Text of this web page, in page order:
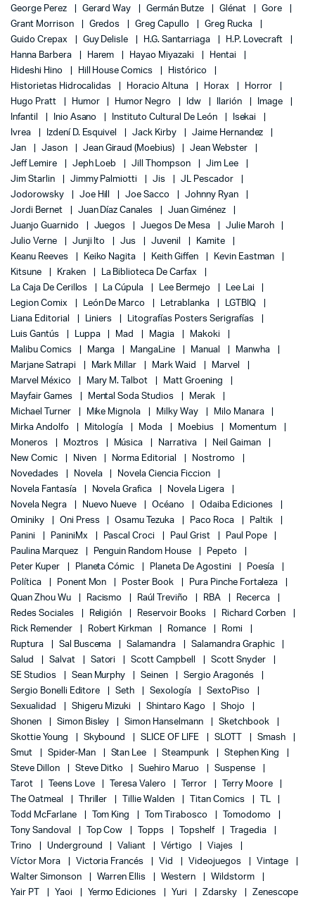
George Perez
Gerard Way Germán Butze Glénat
Gore
Grant Morrison
Gredos Greg Capullo
Greg Rucka
Guido Crepax
Guy Delisle H.G. Santarriaga
H.P. Lovecraft
Hanna Barbera
Harem Hayao Miyazaki
Hentai
Hideshi Hino
Hill House Comics
Histórico
Historietas Hidrocalidas
Horacio Altuna Horax
Horror
Hugo Pratt
Humor Humor Negro Idw Ilarión
Image
Infantil
Inio Asano Instituto Cultural De León
Isekai
Ivrea
Izdení D. Esquivel Jack Kirby
Jaime Hernandez
Jan
Jason Jean Giraud (Moebius)
Jean Webster
Jeff Lemire
Jeph Loeb Jill Thompson
Jim Lee
Jim Starlin
Jimmy Palmiotti Jis
JL Pescador
Jodorowsky
Joe Hill Joe Sacco
Johnny Ryan
Jordi Bernet
Juan Díaz Canales
Juan Giménez
Juanjo Guarnido
Juegos Juegos De Mesa
Julie Maroh
Julio Verne
Junji Ito Jus Juvenil
Kamite
Keanu Reeves
Keiko Nagita Keith Giffen
Kevin Eastman
Kitsune
Kraken
La Biblioteca De Carfax
La Caja De Cerillos
La Cúpula Lee Bermejo
Lee Lai
Legion Comix
León De Marco Letrablanka
LGTBIQ
Liana Editorial
Liniers
Litografías Posters Serigrafías
Luis Gantús
Luppa Mad Magia
Makoki
Malibu Comics
Manga MangaLine Manual
Manwha
Marjane Satrapi
Mark Millar Mark Waid
Marvel
Marvel México
Mary M. Talbot
Matt Groening
Mayfair Games
Mental Soda Studios
Merak
Michael Turner
Mike Mignola Milky Way
Milo Manara
Mirka Andolfo
Mitología Moda Moebius
Momentum
Moneros
Moztros Música Narrativa
Neil Gaiman
New Comic
Niven Norma Editorial
Nostromo
Novedades
Novela
Novela Ciencia Ficcion
Novela Fantasía
Novela Grafica
Novela Ligera
Novela Negra
Nuevo Nueve Océano
Odaiba Ediciones
Ominiky
Oni Press Osamu Tezuka Paco Roca
Paltik
Panini
PaniniMx Pascal Croci Paul Grist
Paul Pope
Paulina Marquez
Penguin Random House
Pepeto
Peter Kuper
Planeta Cómic Planeta De Agostini
Poesía
Política
Ponent Mon Poster Book
Pura Pinche Fortaleza
Quan Zhou Wu
Racismo Raúl Treviño RBA
Recerca
Redes Sociales
Religión Reservoir Books
Richard Corben
Rick Remender
Robert Kirkman Romance
Romi
Ruptura
Sal Buscema Salamandra
Salamandra Graphic
Salud
Salvat Satori Scott Campbell
Scott Snyder
SE Studios
Sean Murphy Seinen
Sergio Aragonés
Sergio Bonelli Editore
Seth Sexología
SextoPiso
Sexualidad
Shigeru Mizuki Shintaro Kago
Shojo
Shonen
Simon Bisley Simon Hanselmann
Sketchbook
Skottie Young
Skybound SLICE OF LIFE SLOTT
Smash
Smut
Spider-Man Stan Lee Steampunk
Stephen King
Steve Dillon
Steve Ditko Suehiro Maruo
Suspense
Tarot
Teens Love Teresa Valero Terror
Terry Moore
The Oatmeal
Thriller Tillie Walden Titan Comics
TL
Todd McFarlane
Tom King Tom Tirabosco
Tomodomo
Tony Sandoval
Top Cow Topps Topshelf
Tragedia
Trino
Underground Valiant Vértigo
Viajes
Víctor Mora
Victoria Francés Vid Videojuegos
Vintage
Walter Simonson
Warren Ellis Western
Wildstorm
Yair PT
Yaoi Yermo Ediciones Yuri Zdarsky Zenescope